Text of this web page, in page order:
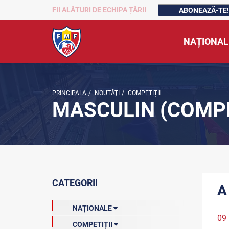
FII ALĂTURI DE ECHIPA ȚĂRII ABONEAZĂ-TE!
PRINCIPALA / NOUTĂŢI / COMPETIȚII
MASCULIN
CATEGORII
NAȚIONALE
COMPETIȚII
09